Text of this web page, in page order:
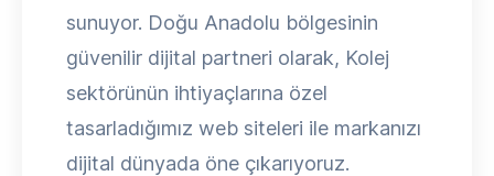
sunuyor. Doğu Anadolu bölgesinin
güvenilir dijital partneri olarak, Kolej
sektörünün ihtiyaçlarına özel
tasarladığımız web siteleri ile markanızı
dijital dünyada öne çıkarıyoruz.